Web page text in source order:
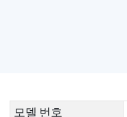
모델 번호